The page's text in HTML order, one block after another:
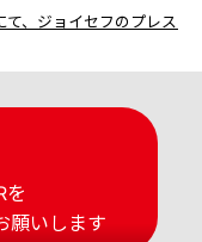
にて、ジョイセフのプレ
を
願いします